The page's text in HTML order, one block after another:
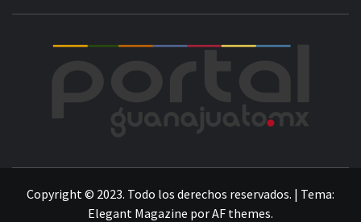
Copyright © 2023. Todo los derechos reservados. | Tema:
Elegant Magazine porAF themes.